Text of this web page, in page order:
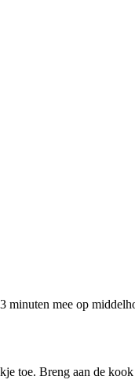
minuten mee op
toe. Breng aan de